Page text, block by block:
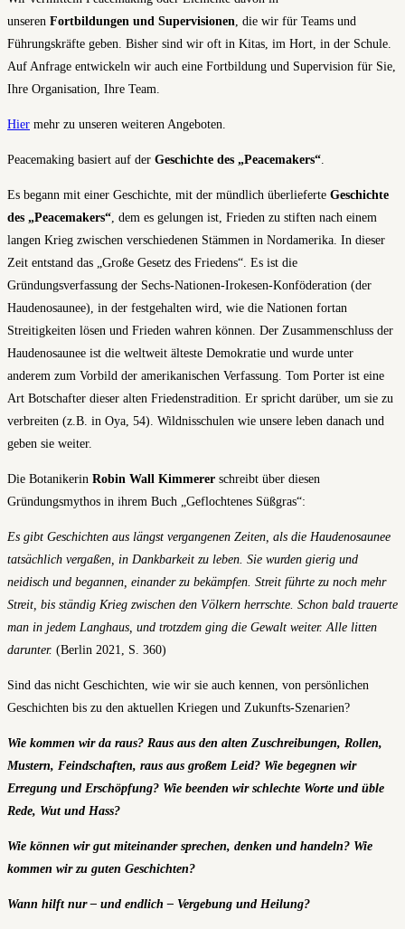
unseren Fortbildungen und Supervisionen, die wir für Teams und
Führungskräfte geben. Bisher sind wir oft in Kitas, im Hort, in der Schule.
Auf Anfrage entwickeln wir auch eine Fortbildung und Supervision für Sie,
Ihre Organisation, Ihre Team.
Hier mehr zu unseren weiteren Angeboten.
Peacemaking basiert auf der Geschichte des „Peacemakers“.
Es begann mit einer Geschichte, mit der mündlich überlieferte Geschichte
des „Peacemakers“, dem es gelungen ist, Frieden zu stiften nach einem
langen Krieg zwischen verschiedenen Stämmen in Nordamerika. In dieser
Zeit entstand das „Große Gesetz des Friedens“. Es ist die
Gründungsverfassung der Sechs-Nationen-Irokesen-Konföderation (der
Haudenosaunee), in der festgehalten wird, wie die Nationen fortan
Streitigkeiten lösen und Frieden wahren können. Der Zusammenschluss der
Haudenosaunee ist die weltweit älteste Demokratie und wurde unter
anderem zum Vorbild der amerikanischen Verfassung. Tom Porter ist eine
Art Botschafter dieser alten Friedenstradition. Er spricht darüber, um sie zu
verbreiten (z.B. in Oya, 54). Wildnisschulen wie unsere leben danach und
geben sie weiter.
Die Botanikerin Robin Wall Kimmerer schreibt über diesen
Gründungsmythos in ihrem Buch „Geflochtenes Süßgras“:
Es gibt Geschichten aus längst vergangenen Zeiten, als die Haudenosaunee
tatsächlich vergaßen, in Dankbarkeit zu leben. Sie wurden gierig und
neidisch und begannen, einander zu bekämpfen. Streit führte zu noch mehr
Streit, bis ständig Krieg zwischen den Völkern herrschte. Schon bald trauerte
man in jedem Langhaus, und trotzdem ging die Gewalt weiter. Alle litten
darunter. (Berlin 2021, S. 360)
Sind das nicht Geschichten, wie wir sie auch kennen, von persönlichen
Geschichten bis zu den aktuellen Kriegen und Zukunfts-Szenarien?
Wie kommen wir da raus? Raus aus den alten Zuschreibungen, Rollen,
Mustern, Feindschaften, raus aus großem Leid? Wie begegnen wir
Erregung und Erschöpfung? Wie beenden wir schlechte Worte und üble
Rede, Wut und Hass?
Wie können wir gut miteinander sprechen, denken und handeln? Wie
kommen wir zu guten Geschichten?
Wann hilft nur – und endlich – Vergebung und Heilung?